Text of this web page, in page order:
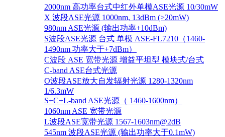
2000nm 高功率台式中红外单模ASE光源 10/30mW
X 波段ASE光源 1000nm, 13dBm (>20mW)
980nm ASE光源 (输出功率+10dBm)
S波段ASE光源 台式 单模 ASE-FL7210（1460-
1490nm 功率大于+7dBm）
C波段 ASE 宽带光源 增益平坦型 模块式/台式
C-band ASE台式光源
O波段ASE放大自发辐射光源 1280-1320nm
1/6.3mW
S+C+L-band ASE光源（ 1460-1600nm）
1060nm ASE 宽带光源
L波段ASE宽带光源 1567-1603nm@2dB
545nm 波段ASE光源 (输出功率大于0.1mW)